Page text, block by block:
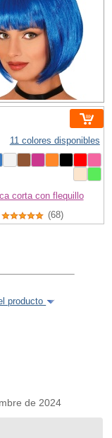
11 colores disponibles
corta con flequillo
(68)
producto
de 2024